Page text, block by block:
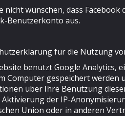
nicht wünschen, dass
Benutzerkonto aus.
für die Nutzung
benutzt Google Analytics,
Computer gespeichert werden
über Ihre Benutzung
Aktivierung der IP-
Union oder in anderen